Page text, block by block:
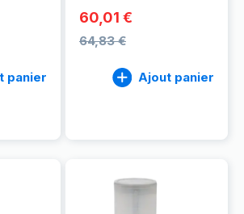
panier
60,01 €
64,83 €
Ajout panier